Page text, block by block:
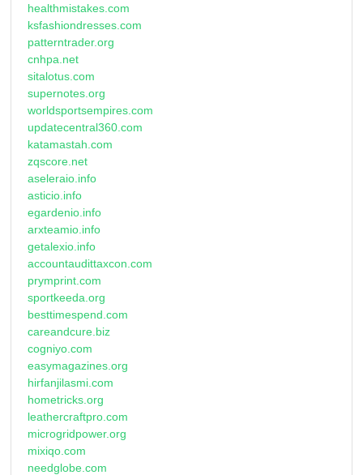
healthmistakes.com
ksfashiondresses.com
patterntrader.org
cnhpa.net
sitalotus.com
supernotes.org
worldsportsempires.com
updatecentral360.com
katamastah.com
zqscore.net
aseleraio.info
asticio.info
egardenio.info
arxteamio.info
getalexio.info
accountaudittaxcon.com
prymprint.com
sportkeeda.org
besttimespend.com
careandcure.biz
cogniyo.com
easymagazines.org
hirfanjilasmi.com
hometricks.org
leathercraftpro.com
microgridpower.org
mixiqo.com
needglobe.com